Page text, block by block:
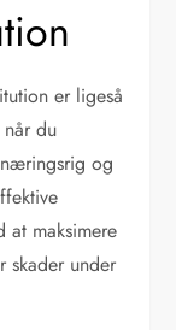
er ligeså
du
og
at maksimere
skader under